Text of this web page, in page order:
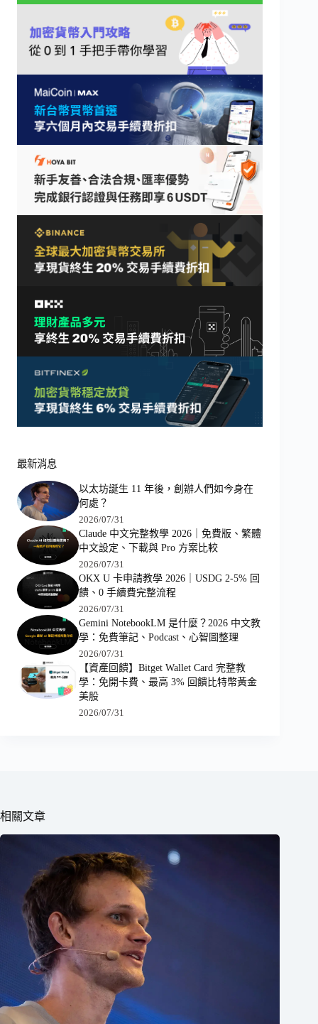
最新消息
以太坊誕生 11 年後，創辦人們如今身在
何處？
2026/07/31
Claude 中文完整教學 2026｜免費版、繁體
中文設定、下載與 Pro 方案比較
2026/07/31
OKX U 卡申請教學 2026｜USDG 2-5% 回
饋、0 手續費完整流程
2026/07/31
Gemini NotebookLM 是什麼？2026 中文教
學：免費筆記、Podcast、心智圖整理
2026/07/31
【資產回饋】Bitget Wallet Card 完整教
學：免開卡費、最高 3% 回饋比特幣黃金
美股
2026/07/31
相關文章